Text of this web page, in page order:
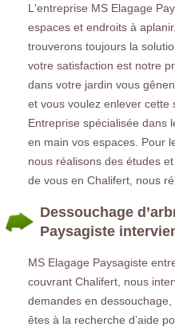
L'entreprise MS Elagage
espaces et endroits à
trouverons toujours la
votre satisfaction est notre
dans votre jardin vous
et vous voulez enlever cette
Entreprise spécialisée dans
en main vos espaces. Pour
nous réalisons des études
de vous en Chalifert, nous
Dessouchage
Paysagiste
MS Elagage Paysagiste
couvrant Chalifert, nous
demandes en
êtes à la recherche d’aide